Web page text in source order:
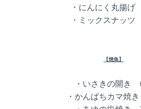
・にんにく丸揚
・ミックスナッ
【焼魚】
・いさきの開き
・かんぱちカマ焼